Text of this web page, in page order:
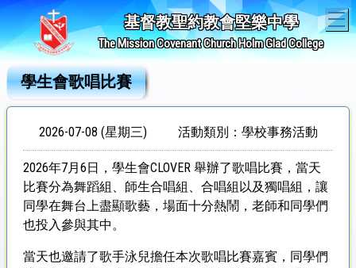
基督教聖約教會堅樂中學
The Mission Covenant Church Holm Glad College
學生會歌唱比賽
2026-07-08 (星期三) 活動類別：學校事務活動
2026年7月6日，學生會CLOVER 舉辦了歌唱比賽，當天
比賽分為舞蹈組、師生合唱組、合唱組以及獨唱組，讓
同學在舞台上盡顯歌藝，場面十分熱鬧，老師和同學們
也投入參與其中。
當天也邀請了歌手泳兒擔任本次歌唱比賽嘉賓，同學們